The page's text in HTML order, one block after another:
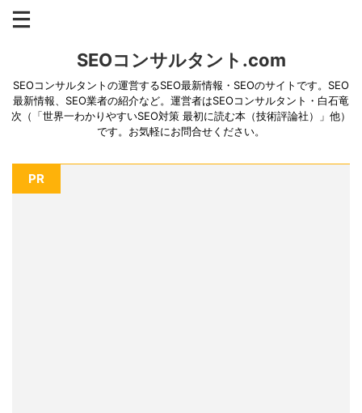
SEOコンサルタント.com
SEOコンサルタントの運営するSEO最新情報・SEOのサイトです。SEO
最新情報、SEO業者の紹介など。運営者はSEOコンサルタント・白石竜
次（「世界一わかりやすいSEO対策 最初に読む本（技術評論社）」他）
です。お気軽にお問合せください。
PR